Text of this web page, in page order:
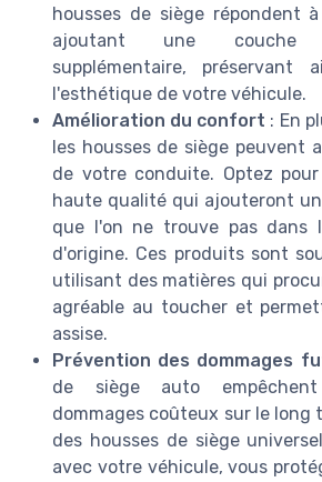
housses de siège répondent
ajoutant une couche
supplémentaire,
l'esthétique de votre véhicule.
Amélioration du confort : En
les housses de siège peuvent
de votre conduite. Optez
haute qualité qui ajouteront
que l'on ne trouve pas dans
d'origine. Ces produits sont
utilisant des matières qui
agréable au toucher et
assise.
Prévention des dommages
de siège auto
dommages coûteux sur le long
des housses de siège
avec votre véhicule, vous